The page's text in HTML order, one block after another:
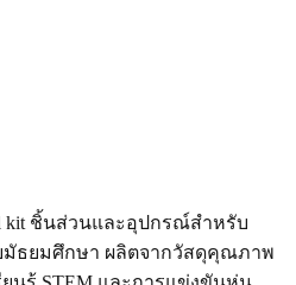
kit ชิ้นส่วนและอุปกรณ์สำหรับ
มัธยมศึกษา ผลิตจากวัสดุคุณภาพ